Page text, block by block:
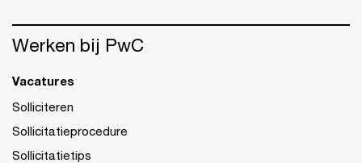
Werken bij PwC
Vacatures
Solliciteren
Sollicitatieprocedure
Sollicitatietips